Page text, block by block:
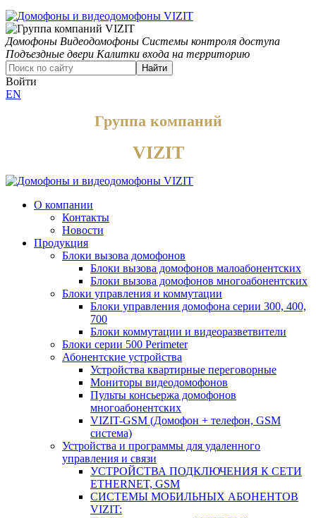
Домофоны Видеодомофоны Системы контроля доступа
Подъездные двери Калитки входа на территорию
Найти
Войти
EN
Группа компаний
VIZIT
О компании
Контакты
Новости
Продукция
Блоки вызова домофонов
Блоки вызова домофонов малоабонентских
Блоки вызова домофонов многоабонентских
Блоки управления и коммутации
Блоки управления домофона серии 300, 400,
700
Блоки коммутации и видеоразветвители
Блоки серии 500 Perimeter
Абонентские устройства
Устройства квартирные переговорные
Мониторы видеодомофонов
Пульты консьержа домофонов
многоабонентских
VIZIT-GSM (Домофон + телефон, GSM
система)
Устройства и программы для удаленного
управления и связи
УСТРОЙСТВА ПОДКЛЮЧЕНИЯ К СЕТИ
ETHERNET, GSM
CИСТЕМЫ МОБИЛЬНЫХ АБОНЕНТОВ
VIZIT: